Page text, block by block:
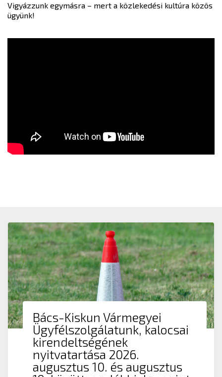
Vigyázzunk egymásra – mert a közlekedési kultúra közös
ügyünk!
Bács-Kiskun Vármegyei
Ügyfélszolgálatunk, kalocsai
kirendeltségének
nyitvatartása 2026.
augusztus 10. és augusztus